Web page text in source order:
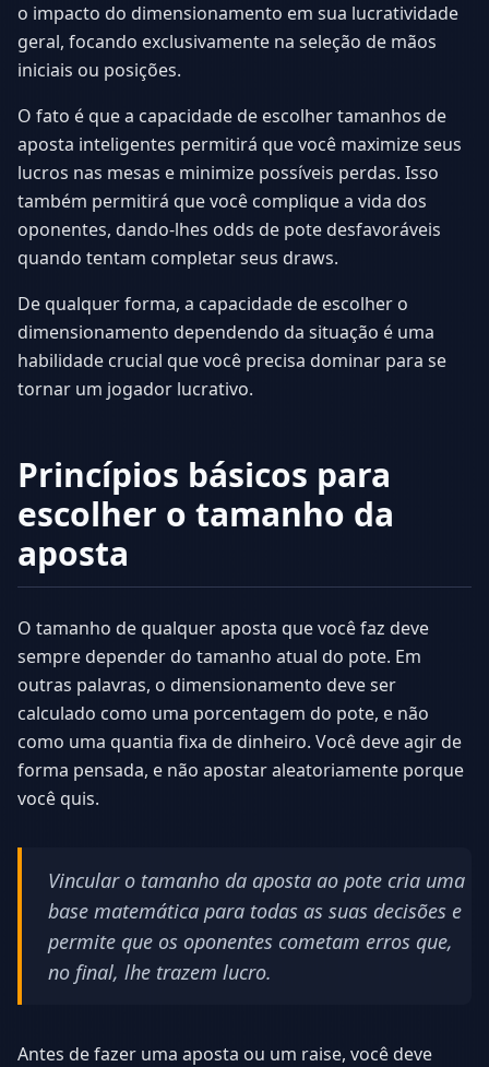
o impacto do dimensionamento em sua lucratividade
geral, focando exclusivamente na seleção de mãos
iniciais ou posições.
O fato é que a capacidade de escolher tamanhos de
aposta inteligentes permitirá que você maximize seus
lucros nas mesas e minimize possíveis perdas. Isso
também permitirá que você complique a vida dos
oponentes, dando-lhes odds de pote desfavoráveis
quando tentam completar seus draws.
De qualquer forma, a capacidade de escolher o
dimensionamento dependendo da situação é uma
habilidade crucial que você precisa dominar para se
tornar um jogador lucrativo.
Princípios básicos para
escolher o tamanho da
aposta
O tamanho de qualquer aposta que você faz deve
sempre depender do tamanho atual do pote. Em
outras palavras, o dimensionamento deve ser
calculado como uma porcentagem do pote, e não
como uma quantia fixa de dinheiro. Você deve agir de
forma pensada, e não apostar aleatoriamente porque
você quis.
Vincular o tamanho da aposta ao pote cria uma
base matemática para todas as suas decisões e
permite que os oponentes cometam erros que,
no final, lhe trazem lucro.
Antes de fazer uma aposta ou um raise, você deve